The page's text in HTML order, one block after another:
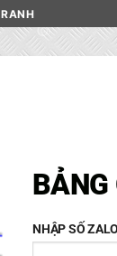
CỬA HÀNG /